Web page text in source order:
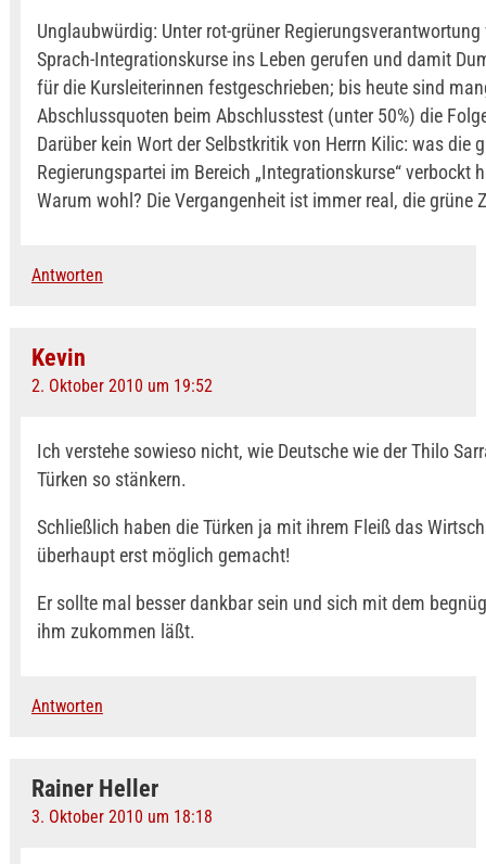
Unglaubwürdig: Unter rot-grüner
Sprach-Integrationskurse ins Leben gerufen und damit
für die Kursleiterinnen festgeschrieben; bis heute sind
Abschlussquoten beim Abschlusstest (unter 50%) die
Darüber kein Wort der Selbstkritik von Herrn Kilic: was die
Regierungspartei im Bereich „Integrationskurse“ verbockt
Warum wohl? Die Vergangenheit ist immer real, die grüne
Antworten
Kevin
2. Oktober 2010 um 19:52
Ich verstehe sowieso nicht, wie Deutsche wie der Thilo
Türken so stänkern.
Schließlich haben die Türken ja mit ihrem Fleiß das
überhaupt erst möglich gemacht!
Er sollte mal besser dankbar sein und sich mit dem
ihm zukommen läßt.
Antworten
Rainer Heller
3. Oktober 2010 um 18:18